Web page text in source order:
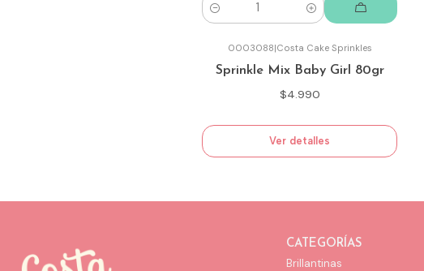
Cantidad
0003088|Costa Cake Sprinkles
Sprinkle Mix Baby Girl 80gr
$4.990
Ver detalles
CATEGORÍAS
Brillantinas